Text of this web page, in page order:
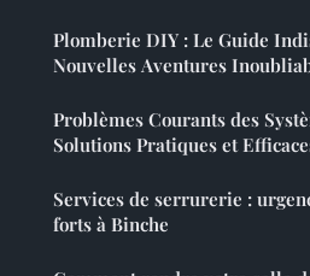
Plomberie DIY : Le Guide
Nouvelles Aventures
Problèmes Courants des
Solutions Pratiques et
Services de serrurerie :
forts à Binche